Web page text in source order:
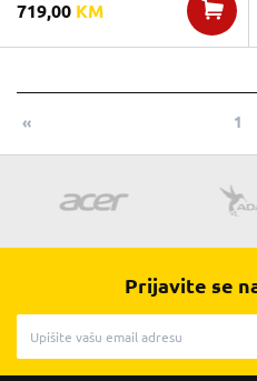
719,00 KM
« 1
Prijavite se